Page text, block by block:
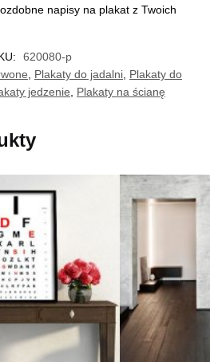
napisy na plakat z Twoich
620080-p
, Plakaty do jadalni, Plakaty do
jedzenie, Plakaty na ścianę